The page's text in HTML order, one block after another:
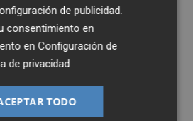
de publicidad.
consentimiento en
enConfiguración de
de privacidad
TODO